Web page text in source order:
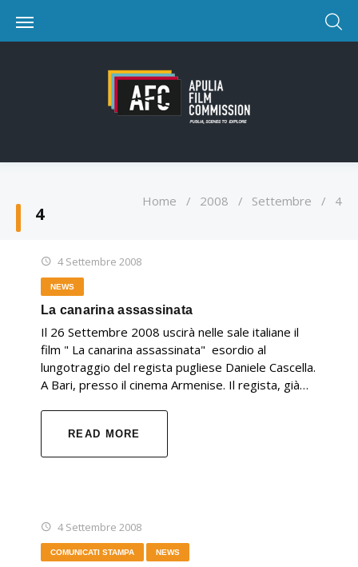
4
Home / 2008 / Settembre / 4
4 Settembre 2008
NEWS
La canarina assassinata
Il 26 Settembre 2008 uscirà nelle sale italiane il
film " La canarina assassinata" esordio al
lungotraggio del regista pugliese Daniele Cascella.
A Bari, presso il cinema Armenise. Il regista, già…
READ MORE
4 Settembre 2008
COMUNICATI STAMPA NEWS